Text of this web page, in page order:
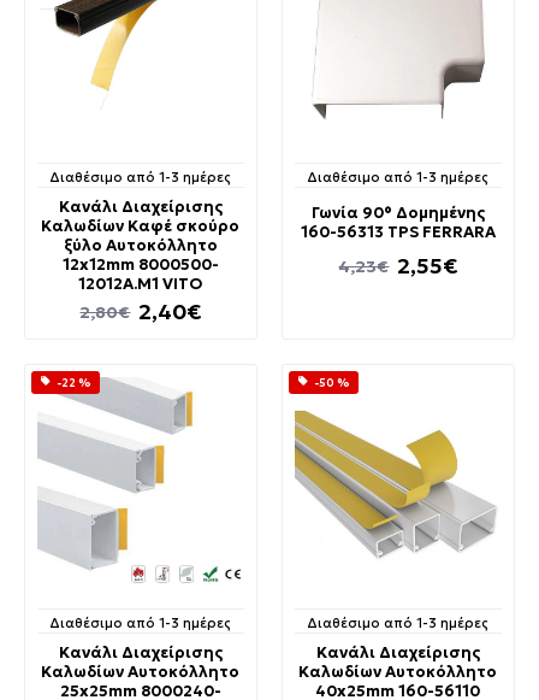
Διαθέσιμο από 1-3 ημέρες
Κανάλι Διαχείρισης
Καλωδίων Καφέ σκούρο
ξύλο Αυτοκόλλητο
12x12mm 8000500-
12012A.M1 VITO
2,40€
2,80€
Διαθέσιμο από 1-3 ημέρες
Γωνία 90° Δομημένης
160-56313 TPS FERRARA
2,55€
4,23€
-22 %
Διαθέσιμο από 1-3 ημέρες
Κανάλι Διαχείρισης
Καλωδίων Αυτοκόλλητο
25x25mm 8000240-
-50 %
Διαθέσιμο από 1-3 ημέρες
Κανάλι Διαχείρισης
Καλωδίων Αυτοκόλλητο
40x25mm 160-56110